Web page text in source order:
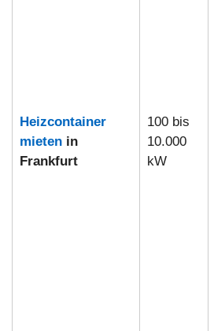
Heizcontainer
mietenin
Frankfurt
100 bis
10.000
kW